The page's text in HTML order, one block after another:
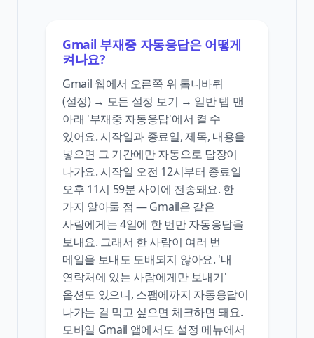
Gmail 부재중 자동응답은 어떻게
켜나요?
Gmail 웹에서 오른쪽 위 톱니바퀴
(설정) → 모든 설정 보기 → 일반 탭 맨
아래 '부재중 자동응답'에서 켤 수
있어요. 시작일과 종료일, 제목, 내용을
넣으면 그 기간에만 자동으로 답장이
나가요. 시작일 오전 12시부터 종료일
오후 11시 59분 사이에 전송돼요. 한
가지 알아둘 점 — Gmail은 같은
사람에게는 4일에 한 번만 자동응답을
보내요. 그래서 한 사람이 여러 번
메일을 보내도 도배되지 않아요. '내
연락처에 있는 사람에게만 보내기'
옵션도 있으니, 스팸에까지 자동응답이
나가는 걸 막고 싶으면 체크하면 돼요.
모바일 Gmail 앱에서도 설정 메뉴에서